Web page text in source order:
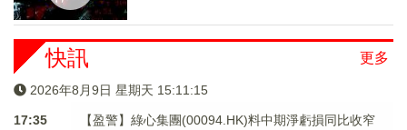
更多
快訊
2026年8月9日 星期天 15:11:16
17:35
【盈警】綠心集團(00094.HK)料中期淨虧損同比收窄